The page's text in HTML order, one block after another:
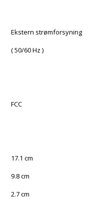
Ekstern strømforsyning
( 50/60 Hz )
FCC
17.1 cm
9.8 cm
2.7 cm